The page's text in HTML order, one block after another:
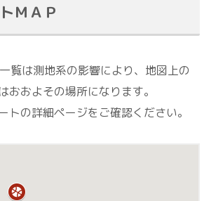
ＭＡＰ
覧は測地系の影響により、地図上の
おおよその場所になります。
トの詳細ページをご確認ください。